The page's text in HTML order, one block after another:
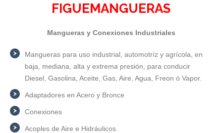
FIGUEMANGUERAS
Mangueras y Conexiones Industriales
Mangueras para uso industrial, automotríz y agrícola, en
baja, mediana, alta y extrema presión, para conducir
Diesel, Gasolina, Aceite, Gas, Aire, Agua, Freon ó Vapor.
Adaptadores en Acero y Bronce
Conexiones
Acoples de Aire e Hidráulicos.